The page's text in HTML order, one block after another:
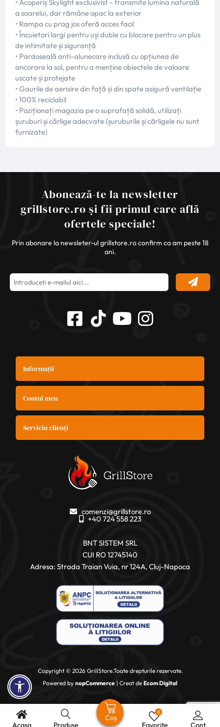
Acasa Produse Cont
Favorite
0
Coș
• Acoperiș Skylight exclusivist - transmite lumina naturală
a soarelui, dar rămâne opac la exterior
• Rampa cu prag jos oferă acces facil
• Încuietori largi pentru uși duble cu blocare pentru un plus
de intimitate și siguranță
• Pardoseală anti-alunecare inclusă cu opțiunea de
ancorare la sol, pentru a menține obiectele de valoare
uscate și protejate
• Gaurile de aerisire din față și din spate asigură ventilație
• 100% reciclabil
• Poziționați magazia pe o suprafață solidă, utilizați
șuruburi și cârlige adecvate (șuruburile și cărligele nu sunt
furnizate)
Abonează-te la newsletter
grillstore.ro și fii primul care află
ofertele speciale!
Prin abonare la newsleter-ul grillstore.ro confirm ca am peste 18
ani.
Informații
Contul meu
Serviciu clienți
comenzi@grillstore.ro
+40 724 558 223
BNT SISTEM SRL
CUI RO 12745140
Adresa: Strada Traian Vuia, nr 124A, Cluj-Napoca
Copyright © 2026 GrillStore.Toate drepturile rezervate.
Powered by nopCommerce | Creat de Ecom Digital